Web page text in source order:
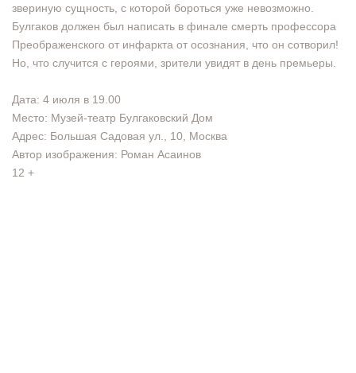
звериную сущность, с которой бороться уже невозможно.
Булгаков должен был написать в финале смерть профессора
Преображенского от инфаркта от осознания, что он сотворил!
Но, что случится с героями, зрители увидят в день премьеры.
Дата: 4 июля в 19.00
Место: Музей-театр Булгаковский Дом
Адрес: Большая Садовая ул., 10, Москва
Автор изображения: Роман Асаинов
12 +